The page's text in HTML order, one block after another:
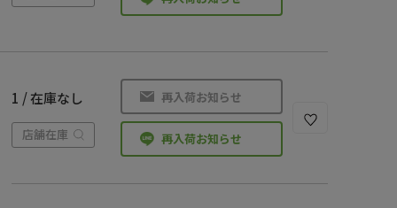
1 / 在庫なし
店舗在庫
再入荷お知らせ
再入荷お知らせ